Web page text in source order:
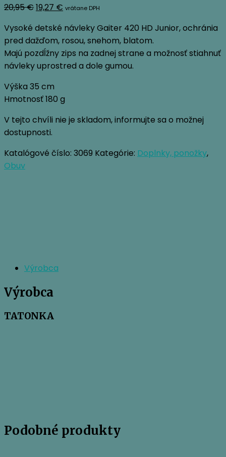
20,95€Pôvodná
bola:
20,95 €.
19,27 € Aktuálna
je:
19,27 €.
vrátane DPH
Vysoké detské návleky Gaiter 420 HD Junior, ochránia
pred dažďom, rosou, snehom, blatom.
Majú pozdĺžny zips na zadnej strane a možnosť stiahnuť
návleky uprostred a dole gumou.
Výška 35 cm
Hmotnosť 180 g
V tejto chvíli nie je skladom, informujte sa o možnej
dostupnosti.
Katalógové číslo: 3069 Kategórie: Doplnky, ponožky,
Obuv
Výrobca
Výrobca
TATONKA
Podobné produkty